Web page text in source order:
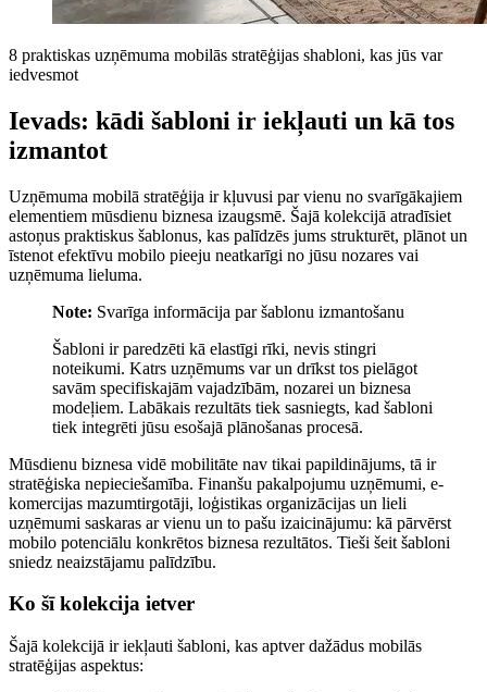
8 praktiskas uzņēmuma mobilās stratēģijas shabloni, kas jūs var
iedvesmot
Ievads: kādi šabloni ir iekļauti un kā tos
izmantot
Uzņēmuma mobilā stratēģija ir kļuvusi par vienu no svarīgākajiem
elementiem mūsdienu biznesa izaugsmē. Šajā kolekcijā atradīsiet
astoņus praktiskus šablonus, kas palīdzēs jums strukturēt, plānot un
īstenot efektīvu mobilo pieeju neatkarīgi no jūsu nozares vai
uzņēmuma lieluma.
Note: Svarīga informācija par šablonu izmantošanu
Šabloni ir paredzēti kā elastīgi rīki, nevis stingri
noteikumi. Katrs uzņēmums var un drīkst tos pielāgot
savām specifiskajām vajadzībām, nozarei un biznesa
modeļiem. Labākais rezultāts tiek sasniegts, kad šabloni
tiek integrēti jūsu esošajā plānošanas procesā.
Mūsdienu biznesa vidē mobilitāte nav tikai papildinājums, tā ir
stratēģiska nepieciešamība. Finanšu pakalpojumu uzņēmumi, e-
komercijas mazumtirgotāji, loģistikas organizācijas un lieli
uzņēmumi saskaras ar vienu un to pašu izaicinājumu: kā pārvērst
mobilo potenciālu konkrētos biznesa rezultātos. Tieši šeit šabloni
sniedz neaizstājamu palīdzību.
Ko šī kolekcija ietver
Šajā kolekcijā ir iekļauti šabloni, kas aptver dažādus mobilās
stratēģijas aspektus: